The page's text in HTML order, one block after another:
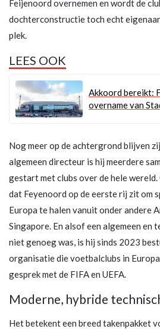
Feijenoord overnemen en wordt de
dochterconstructie toch echt
plek.
LEES OOK
Akkoord bereikt:
overname van
Nog meer op de achtergrond blijven
algemeen directeur is hij meerdere
gestart met clubs over de hele
dat Feyenoord op de eerste rij zit om
Europa te halen vanuit onder andere
Singapore. En alsof een algemeen en
niet genoeg was, is hij sinds 2023
organisatie die voetbalclubs in
gesprek met de FIFA en UEFA.
Moderne, hybride
Het betekent een breed takenpakket